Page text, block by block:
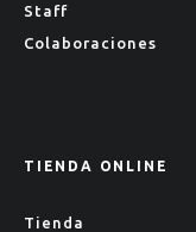
Staff
Colaboraciones
TIENDA ONLINE
Tienda